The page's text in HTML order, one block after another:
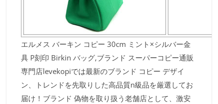
エルメス バーキン コピー 30cm ミント×シルバー金
具 P刻印 Birkin バッグ,ブランド スーパーコピー通販
専門店levekopiでは最新のブランド コピー デザイ
ン、トレンドを先取りした高品質n級品を厳選してお
届け！ブランド 偽物を取り扱う老舗店として、激安